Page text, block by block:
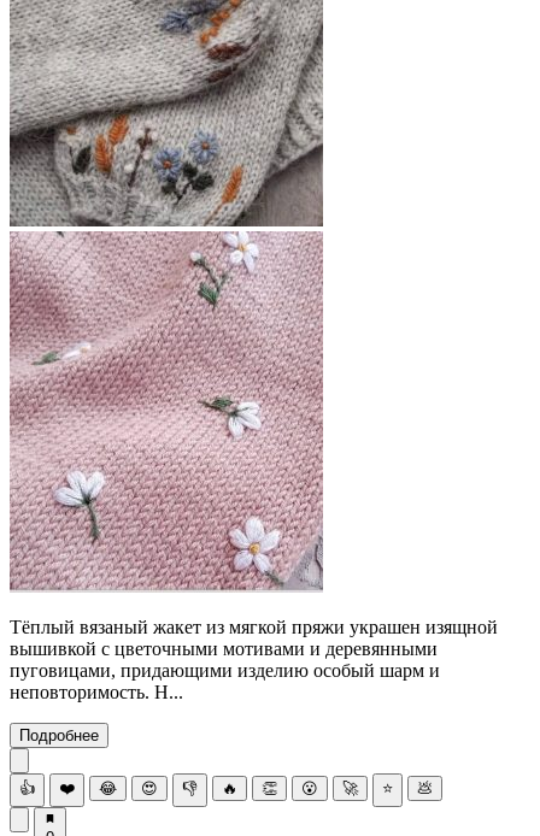
Тёплый вязаный жакет из мягкой пряжи украшен изящной
вышивкой с цветочными мотивами и деревянными
пуговицами, придающими изделию особый шарм и
неповторимость. Н...
Подробнее
👍 ❤️ 😂 😍 👎 🔥 👏 😮 🚀 ⭐ 💩